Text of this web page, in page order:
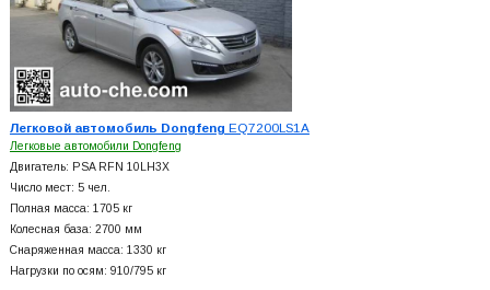
Легковой автомобиль Dongfeng EQ7200LS1A
Легковые автомобили Dongfeng
Двигатель: PSA RFN 10LH3X
Число мест: 5 чел.
Полная масса: 1705 кг
Колесная база: 2700 мм
Снаряженная масса: 1330 кг
Нагрузки по осям: 910/795 кг